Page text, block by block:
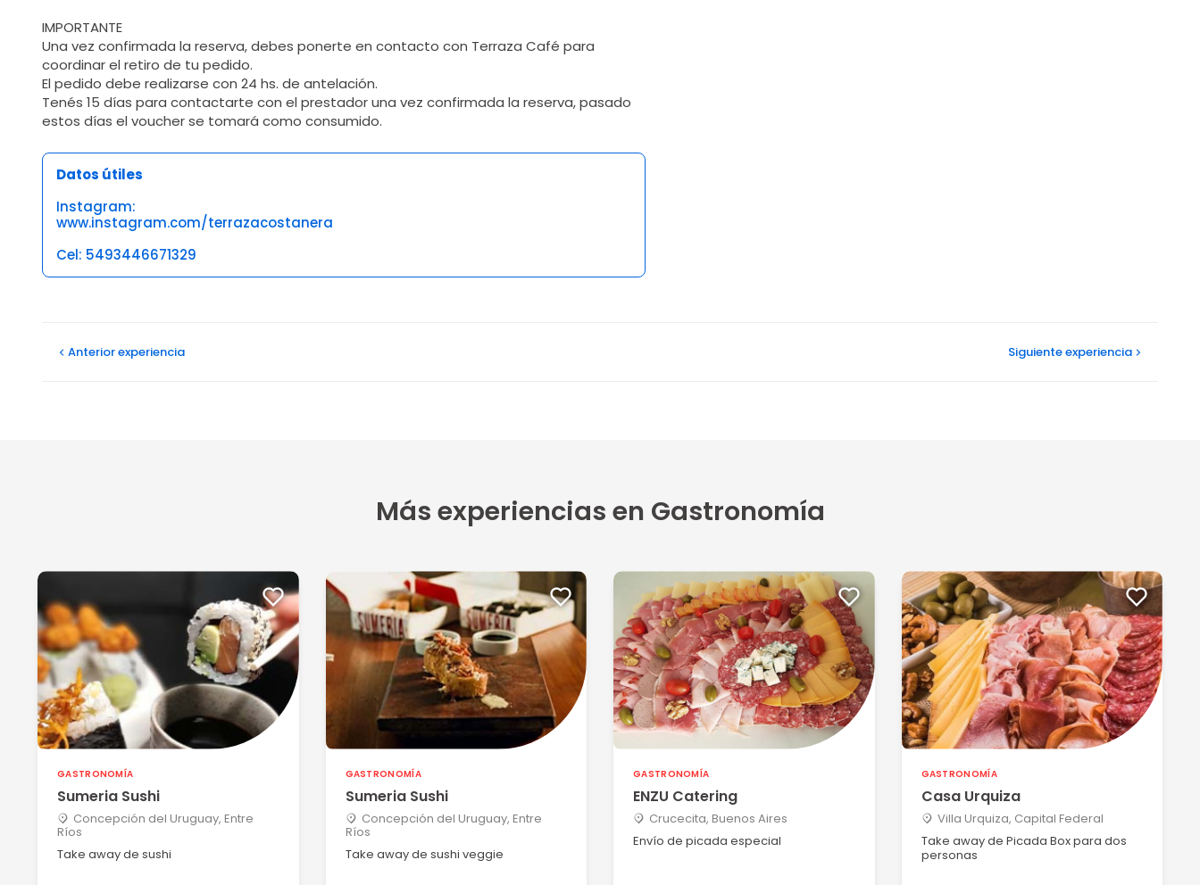
IMPORTANTE
Una vez confirmada la reserva, debes ponerte en contacto con Terraza Café para
coordinar el retiro de tu pedido.
El pedido debe realizarse con 24 hs. de antelación.
Tenés 15 días para contactarte con el prestador una vez confirmada la reserva, pasado
estos días el voucher se tomará como consumido.
Datos útiles
Instagram:
www.instagram.com/terrazacostanera
Cel: 5493446671329
Anteriorexperiencia Siguienteexperiencia
Más experiencias en Gastronomía
GASTRONOMÍA
Sumeria Sushi
Concepción del Uruguay, Entre
Ríos
Take away de sushi
GASTRONOMÍA
Sumeria Sushi
Concepción del Uruguay, Entre
Ríos
Take away de sushi veggie
GASTRONOMÍA
ENZU Catering
Crucecita, Buenos Aires
Envío de picada especial
GASTRONOMÍA
Casa Urquiza
Villa Urquiza, Capital Federal
Take away de Picada Box para dos
personas